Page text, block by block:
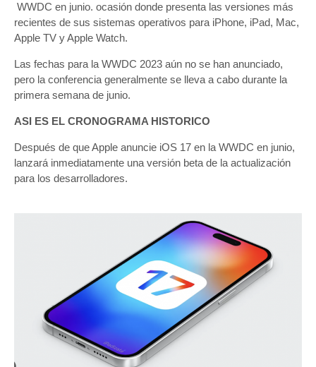
WWDC en junio. ocasión donde presenta las versiones más
recientes de sus sistemas operativos para iPhone, iPad, Mac,
Apple TV y Apple Watch.
Las fechas para la WWDC 2023 aún no se han anunciado,
pero la conferencia generalmente se lleva a cabo durante la
primera semana de junio.
ASI ES EL CRONOGRAMA HISTORICO
Después de que Apple anuncie iOS 17 en la WWDC en junio,
lanzará inmediatamente una versión beta de la actualización
para los desarrolladores.